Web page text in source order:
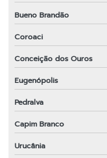
Bueno Brandão
Coroaci
Conceição dos Ouros
Eugenópolis
Pedralva
Capim Branco
Urucânia